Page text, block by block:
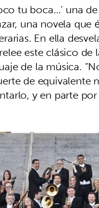
tu boca…’ una
una novela
En ella
este clásico
de la música.
de equivalente
y en parte